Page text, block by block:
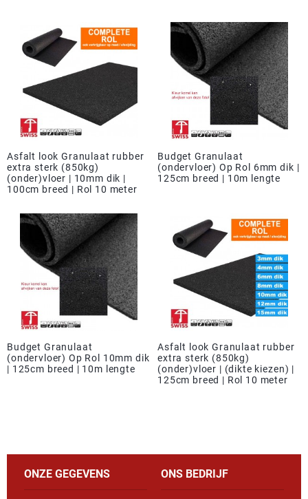
Asfalt look Granulaat rubber
extra sterk (850kg)
(onder)vloer | 10mm dik |
100cm breed | Rol 10 meter
Budget Granulaat
(ondervloer) Op Rol 6mm dik |
125cm breed | 10m lengte
Budget Granulaat
(ondervloer) Op Rol 10mm dik
| 125cm breed | 10m lengte
Asfalt look Granulaat rubber
extra sterk (850kg)
(onder)vloer | (dikte kiezen) |
125cm breed | Rol 10 meter
ONZE GEGEVENS ONS BEDRIJF